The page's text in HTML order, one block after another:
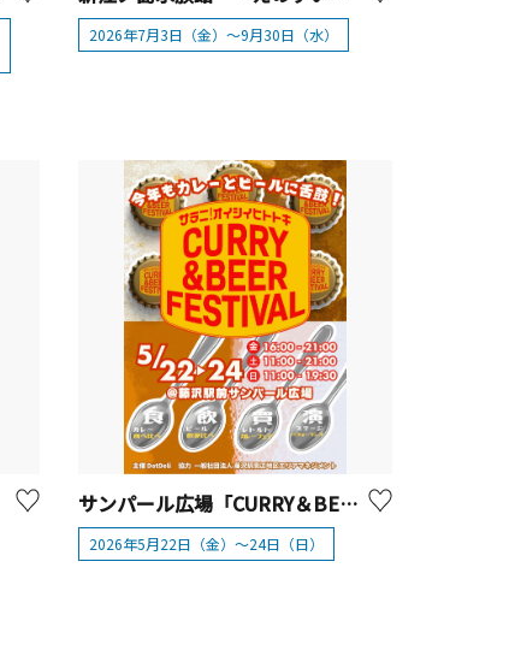
2026年7月3日（金）～9月30日（水）
サンパール広場「CURRY＆BEER FESTIVAL in藤沢」【藤沢市】
2026年5月22日（金）～24日（日）